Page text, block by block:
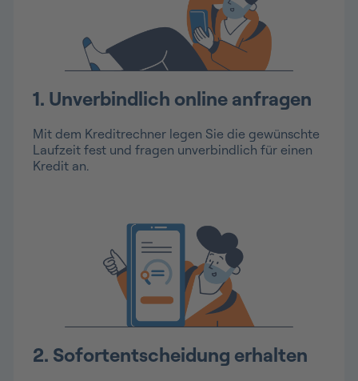
1. Unverbindlich online anfragen
Mit dem Kreditrechner legen Sie die gewünschte
Laufzeit fest und fragen unverbindlich für einen
Kredit an.
2. Sofortentscheidung erhalten